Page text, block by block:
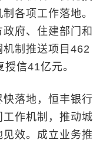
各项工作落地。
府、住建部门和
制推送项目462
信41亿元。
落地，恒丰银行
作机制，推动城
效。成立业务推